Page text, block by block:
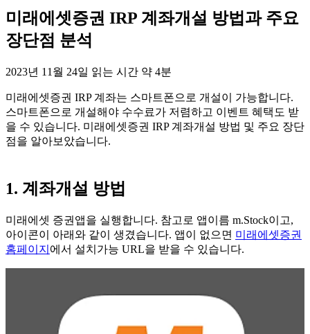
미래에셋증권 IRP 계좌개설 방법과 주요
장단점 분석
2023년 11월 24일 읽는 시간 약 4분
미래에셋증권 IRP 계좌는 스마트폰으로 개설이 가능합니다.
스마트폰으로 개설해야 수수료가 저렴하고 이벤트 혜택도 받
을 수 있습니다. 미래에셋증권 IRP 계좌개설 방법 및 주요 장단
점을 알아보았습니다.
1. 계좌개설 방법
미래에셋 증권앱을 실행합니다. 참고로 앱이름 m.Stock이고,
아이콘이 아래와 같이 생겼습니다. 앱이 없으면 미래에셋증권
홈페이지 에서 설치가능 URL을 받을 수 있습니다.